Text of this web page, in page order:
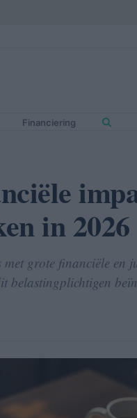
Financiering
in 2026
grote financiële en
belastingplichtigen